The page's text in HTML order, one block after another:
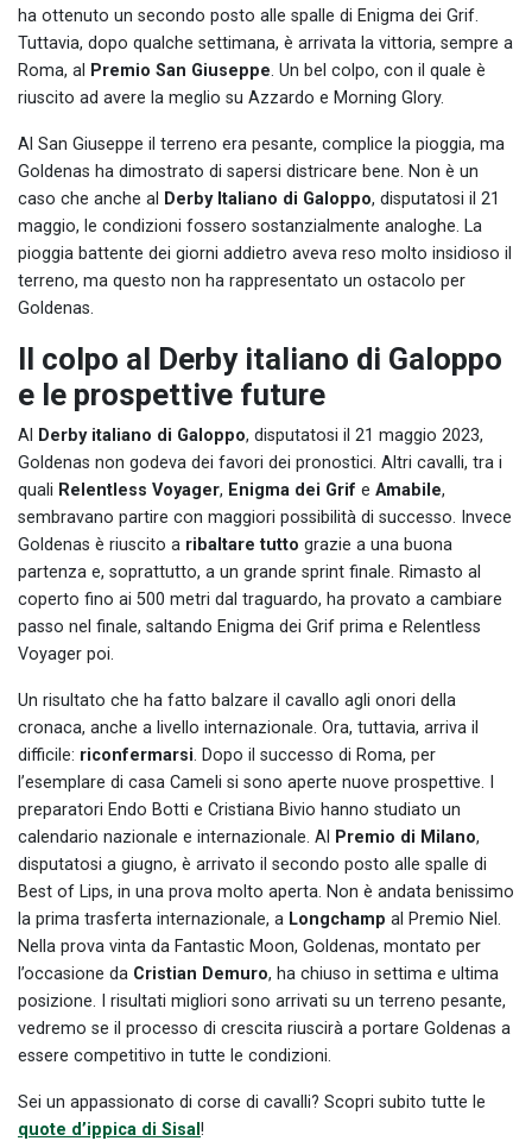
ha ottenuto un secondo posto alle spalle di Enigma dei Grif.
Tuttavia, dopo qualche settimana, è arrivata la vittoria, sempre a
Roma, al Premio San Giuseppe. Un bel colpo, con il quale è
riuscito ad avere la meglio su Azzardo e Morning Glory.
Al San Giuseppe il terreno era pesante, complice la pioggia, ma
Goldenas ha dimostrato di sapersi districare bene. Non è un
caso che anche al Derby Italiano di Galoppo, disputatosi il 21
maggio, le condizioni fossero sostanzialmente analoghe. La
pioggia battente dei giorni addietro aveva reso molto insidioso il
terreno, ma questo non ha rappresentato un ostacolo per
Goldenas.
Il colpo al Derby italiano di Galoppo
e le prospettive future
Al Derby italiano di Galoppo, disputatosi il 21 maggio 2023,
Goldenas non godeva dei favori dei pronostici. Altri cavalli, tra i
quali Relentless Voyager, Enigma dei Grif e Amabile,
sembravano partire con maggiori possibilità di successo. Invece
Goldenas è riuscito a ribaltare tutto grazie a una buona
partenza e, soprattutto, a un grande sprint finale. Rimasto al
coperto fino ai 500 metri dal traguardo, ha provato a cambiare
passo nel finale, saltando Enigma dei Grif prima e Relentless
Voyager poi.
Un risultato che ha fatto balzare il cavallo agli onori della
cronaca, anche a livello internazionale. Ora, tuttavia, arriva il
difficile: riconfermarsi. Dopo il successo di Roma, per
l’esemplare di casa Cameli si sono aperte nuove prospettive. I
preparatori Endo Botti e Cristiana Bivio hanno studiato un
calendario nazionale e internazionale. Al Premio di Milano,
disputatosi a giugno, è arrivato il secondo posto alle spalle di
Best of Lips, in una prova molto aperta. Non è andata benissimo
la prima trasferta internazionale, a Longchamp al Premio Niel.
Nella prova vinta da Fantastic Moon, Goldenas, montato per
l’occasione da Cristian Demuro, ha chiuso in settima e ultima
posizione. I risultati migliori sono arrivati su un terreno pesante,
vedremo se il processo di crescita riuscirà a portare Goldenas a
essere competitivo in tutte le condizioni.
Sei un appassionato di corse di cavalli? Scopri subito tutte le
quote d’ippica di Sisal !